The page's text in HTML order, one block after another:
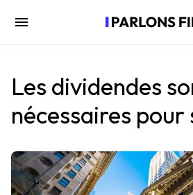
Les dividendes
nécessaires pour